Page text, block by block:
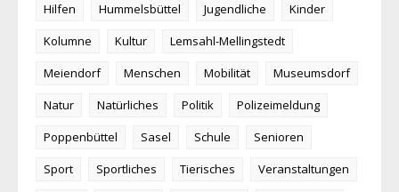
Hilfen
Hummelsbüttel Jugendliche
Kinder
Kolumne
Kultur
Lemsahl-Mellingstedt
Meiendorf
Menschen Mobilität
Museumsdorf
Natur
Natürliches Politik
Polizeimeldung
Poppenbüttel
Sasel Schule
Senioren
Sport
Sportliches Tierisches
Veranstaltungen